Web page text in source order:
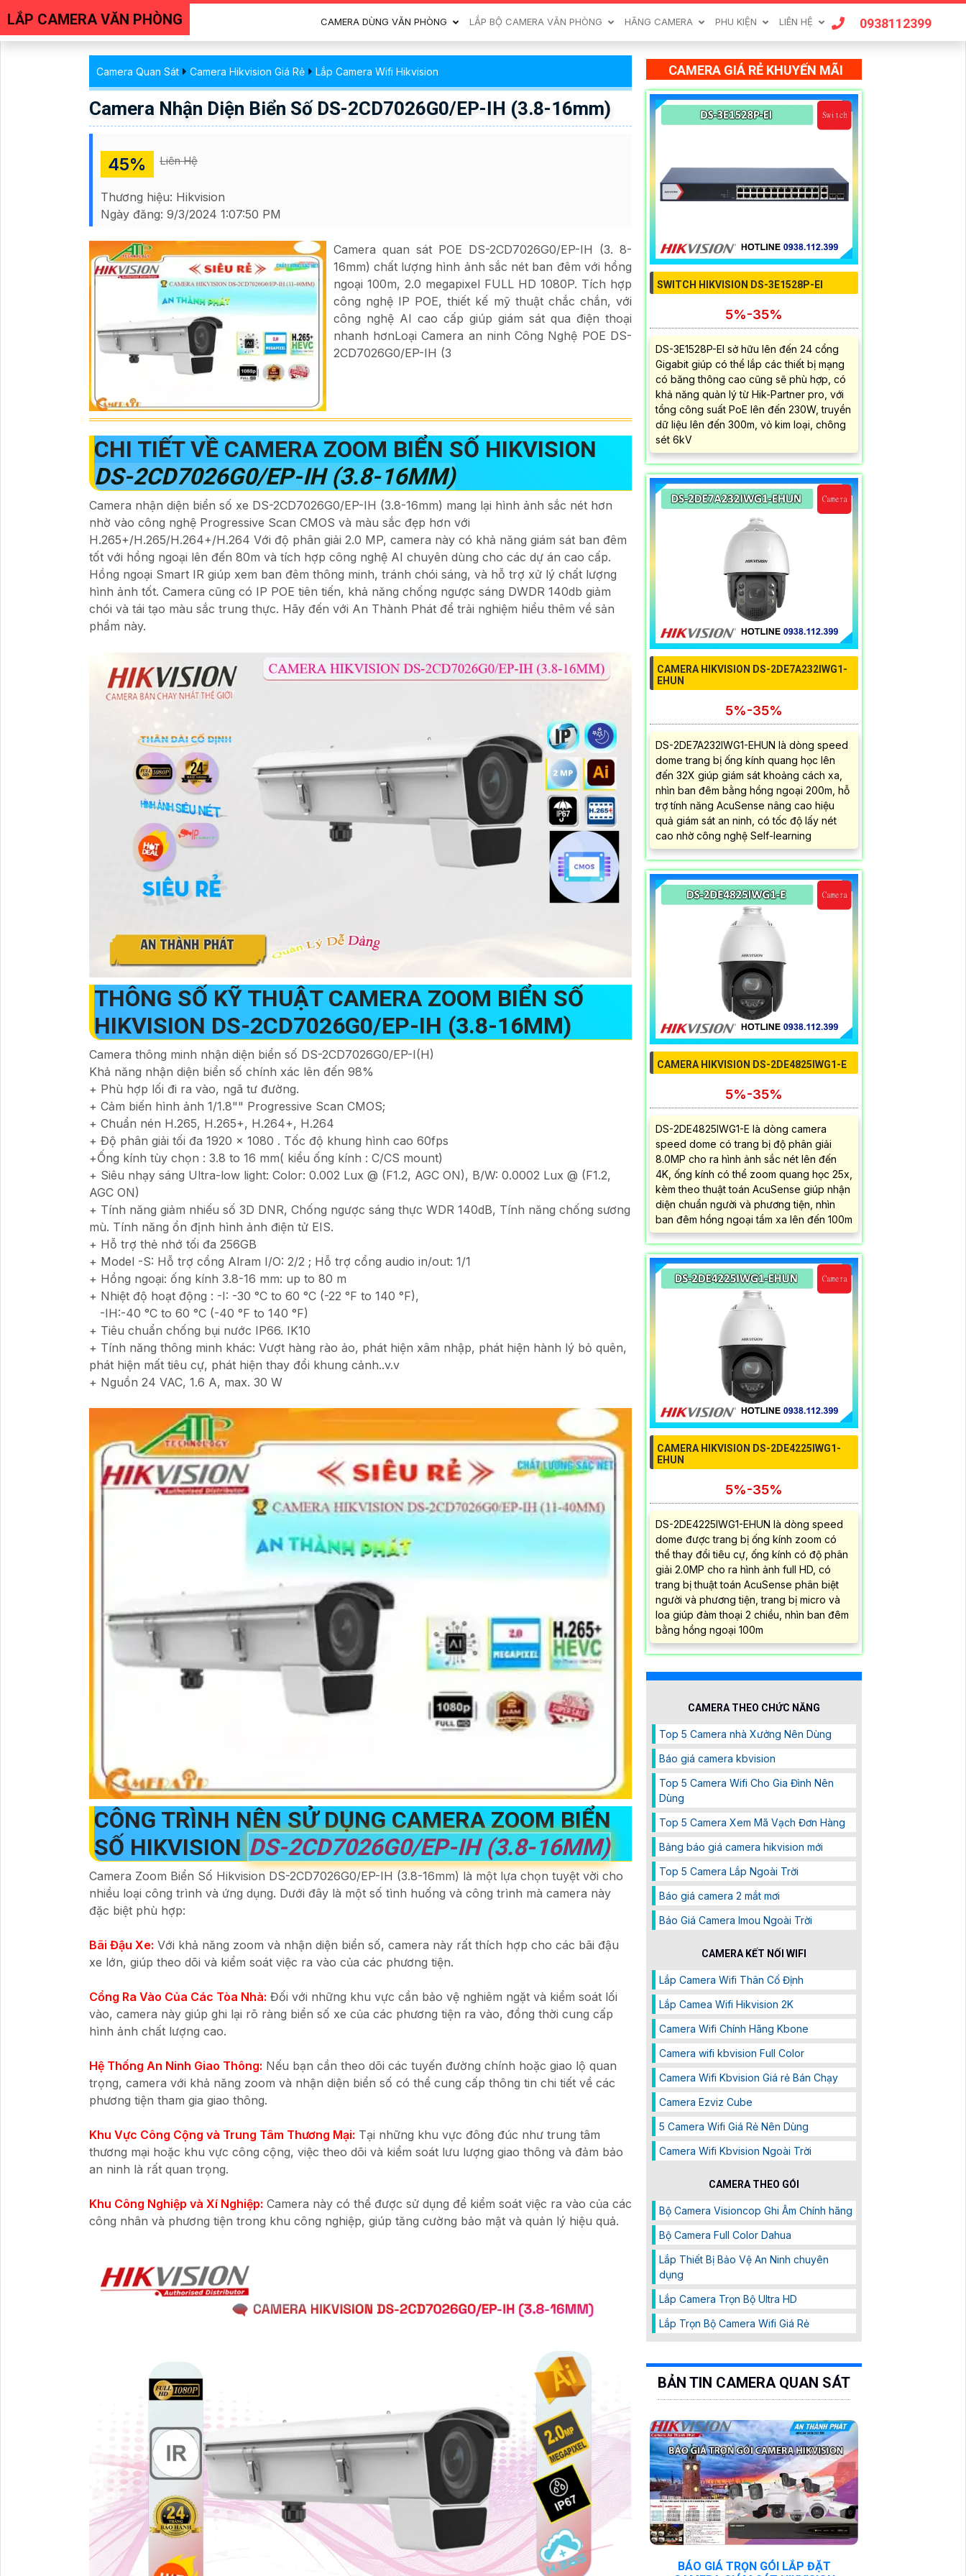
LẮP CAMERA VĂN PHÒNG CAMERA DÙNG VĂN PHÒNG LẮP BỘ CAMERA VĂN PHÒNG HÃNG CAMERA PHU KIỆN LIÊN HỆ 0938112399
Camera Quan Sát Camera Hikvision Giá Rẻ Lắp Camera Wifi Hikvision
Camera Nhận Diện Biển Số DS-2CD7026G0/EP-IH (3.8-16mm)
45% Liên Hệ
Thương hiệu: Hikvision
Ngày đăng: 9/3/2024 1:07:50 PM
Camera quan sát POE DS-2CD7026G0/EP-IH (3. 8-
16mm) chất lượng hình ảnh sắc nét ban đêm với hồng
ngoại 100m, 2.0 megapixel FULL HD 1080P. Tích hợp
công nghệ IP POE, thiết kế mỹ thuật chắc chắn, với
công nghệ AI cao cấp giúp giám sát qua điện thoại
nhanh hơnLoại Camera an ninh Công Nghệ POE DS-
2CD7026G0/EP-IH (3
CHI TIẾT VỀ CAMERA ZOOM BIỂN SỐ HIKVISION
DS-2CD7026G0/EP-IH (3.8-16MM)
Camera nhận diện biển số xe DS-2CD7026G0/EP-IH (3.8-16mm) mang lại hình ảnh sắc nét hơn
nhờ vào công nghệ Progressive Scan CMOS và màu sắc đẹp hơn với
H.265+/H.265/H.264+/H.264 Với độ phân giải 2.0 MP, camera này có khả năng giám sát ban đêm
tốt với hồng ngoại lên đến 80m và tích hợp công nghệ AI chuyên dùng cho các dự án cao cấp.
Hồng ngoại Smart IR giúp xem ban đêm thông minh, tránh chói sáng, và hỗ trợ xử lý chất lượng
hình ảnh tốt. Camera cũng có IP POE tiên tiến, khả năng chống ngược sáng DWDR 140db giảm
chói và tái tạo màu sắc trung thực. Hãy đến với An Thành Phát để trải nghiệm hiểu thêm về sản
phẩm này.
THÔNG SỐ KỸ THUẬT CAMERA ZOOM BIỂN SỐ
HIKVISION DS-2CD7026G0/EP-IH (3.8-16MM)
Camera thông minh nhận diện biển số DS-2CD7026G0/EP-I(H)
Khả năng nhận diện biển số chính xác lên đến 98%
+ Phù hợp lối đi ra vào, ngã tư đường.
+ Cảm biến hình ảnh 1/1.8"" Progressive Scan CMOS;
+ Chuẩn nén H.265, H.265+, H.264+, H.264
+ Độ phân giải tối đa 1920 × 1080 . Tốc độ khung hình cao 60fps
+Ống kính tùy chọn : 3.8 to 16 mm( kiểu ống kính : C/CS mount)
+ Siêu nhạy sáng Ultra-low light: Color: 0.002 Lux @ (F1.2, AGC ON), B/W: 0.0002 Lux @ (F1.2,
AGC ON)
+ Tính năng giảm nhiếu số 3D DNR, Chống ngược sáng thực WDR 140dB, Tính năng chống sương
mù. Tính năng ổn định hình ảnh điện tử EIS.
+ Hỗ trợ thẻ nhớ tối đa 256GB
+ Model -S: Hỗ trợ cổng Alram I/O: 2/2 ; Hỗ trợ cổng audio in/out: 1/1
+ Hồng ngoại: ống kính 3.8-16 mm: up to 80 m
+ Nhiệt độ hoạt động : -I: -30 °C to 60 °C (-22 °F to 140 °F),
-IH:-40 °C to 60 °C (-40 °F to 140 °F)
+ Tiêu chuẩn chống bụi nước IP66. IK10
+ Tính năng thông minh khác: Vượt hàng rào ảo, phát hiện xâm nhập, phát hiện hành lý bỏ quên,
phát hiện mất tiêu cự, phát hiện thay đổi khung cảnh..v.v
+ Nguồn 24 VAC, 1.6 A, max. 30 W
CÔNG TRÌNH NÊN SỬ DỤNG CAMERA ZOOM BIỂN
SỐ HIKVISION DS-2CD7026G0/EP-IH (3.8-16MM)
Camera Zoom Biển Số Hikvision DS-2CD7026G0/EP-IH (3.8-16mm) là một lựa chọn tuyệt vời cho
nhiều loại công trình và ứng dụng. Dưới đây là một số tình huống và công trình mà camera này
đặc biệt phù hợp:
Bãi Đậu Xe: Với khả năng zoom và nhận diện biển số, camera này rất thích hợp cho các bãi đậu
xe lớn, giúp theo dõi và kiểm soát việc ra vào của các phương tiện.
Cổng Ra Vào Của Các Tòa Nhà: Đối với những khu vực cần bảo vệ nghiêm ngặt và kiểm soát lối
vào, camera này giúp ghi lại rõ ràng biển số xe của các phương tiện ra vào, đồng thời cung cấp
hình ảnh chất lượng cao.
Hệ Thống An Ninh Giao Thông: Nếu bạn cần theo dõi các tuyến đường chính hoặc giao lộ quan
trọng, camera với khả năng zoom và nhận diện biển số có thể cung cấp thông tin chi tiết về các
phương tiện tham gia giao thông.
Khu Vực Công Cộng và Trung Tâm Thương Mại: Tại những khu vực đông đúc như trung tâm
thương mại hoặc khu vực công cộng, việc theo dõi và kiểm soát lưu lượng giao thông và đảm bảo
an ninh là rất quan trọng.
Khu Công Nghiệp và Xí Nghiệp: Camera này có thể được sử dụng để kiểm soát việc ra vào của các
công nhân và phương tiện trong khu công nghiệp, giúp tăng cường bảo mật và quản lý hiệu quả.
CAMERA GIÁ RẺ KHUYẾN MÃI
SWITCH HIKVISION DS-3E1528P-EI
5%-35%
DS-3E1528P-EI sở hữu lên đến 24 cổng
Gigabit giúp có thể lắp các thiết bị mạng
có băng thông cao cũng sẽ phù hợp, có
khả năng quản lý từ Hik-Partner pro, với
tổng công suất PoE lên đến 230W, truyền
dữ liệu lên đến 300m, vỏ kim loại, chông
sét 6kV
CAMERA HIKVISION DS-2DE7A232IWG1-
EHUN
5%-35%
DS-2DE7A232IWG1-EHUN là dòng speed
dome trang bị ống kính quang học lên
đến 32X giúp giám sát khoảng cách xa,
nhìn ban đêm bằng hồng ngoại 200m, hỗ
trợ tính năng AcuSense nâng cao hiệu
quả giám sát an ninh, có tốc độ lấy nét
cao nhờ công nghệ Self-learning
CAMERA HIKVISION DS-2DE4825IWG1-E
5%-35%
DS-2DE4825IWG1-E là dòng camera
speed dome có trang bị độ phân giải
8.0MP cho ra hình ảnh sắc nét lên đến
4K, ống kính có thể zoom quang học 25x,
kèm theo thuật toán AcuSense giúp nhận
diện chuẩn người và phương tiện, nhìn
ban đêm hồng ngoại tầm xa lên đến 100m
CAMERA HIKVISION DS-2DE4225IWG1-
EHUN
5%-35%
DS-2DE4225IWG1-EHUN là dòng speed
dome được trang bị ống kính zoom có
thể thay đổi tiêu cự, ống kính có độ phân
giải 2.0MP cho ra hình ảnh full HD, có
trang bị thuật toán AcuSense phân biệt
người và phương tiện, trang bị micro và
loa giúp đàm thoại 2 chiều, nhìn ban đêm
bằng hồng ngoại 100m
CAMERA THEO CHỨC NĂNG
Top 5 Camera nhà Xưởng Nên Dùng
Báo giá camera kbvision
Top 5 Camera Wifi Cho Gia Đình Nên
Dùng
Top 5 Camera Xem Mã Vạch Đơn Hàng
Bảng báo giá camera hikvision mới
Top 5 Camera Lắp Ngoài Trời
Báo giá camera 2 mắt mơi
Báo Giá Camera Imou Ngoài Trời
CAMERA KẾT NỐI WIFI
Lắp Camera Wifi Thân Cố Định
Lắp Camea Wifi Hikvision 2K
Camera Wifi Chính Hãng Kbone
Camera wifi kbvision Full Color
Camera Wifi Kbvision Giá rẻ Bán Chạy
Camera Ezviz Cube
5 Camera Wifi Giá Rẻ Nên Dùng
Camera Wifi Kbvision Ngoài Trời
CAMERA THEO GÓI
Bộ Camera Visioncop Ghi Âm Chính hãng
Bộ Camera Full Color Dahua
Lắp Thiết Bị Bảo Vệ An Ninh chuyên
dụng
Lắp Camera Trọn Bộ Ultra HD
Lắp Trọn Bộ Camera Wifi Giá Rẻ
BẢN TIN CAMERA QUAN SÁT
BÁO GIÁ TRỌN GÓI LẮP ĐẶT